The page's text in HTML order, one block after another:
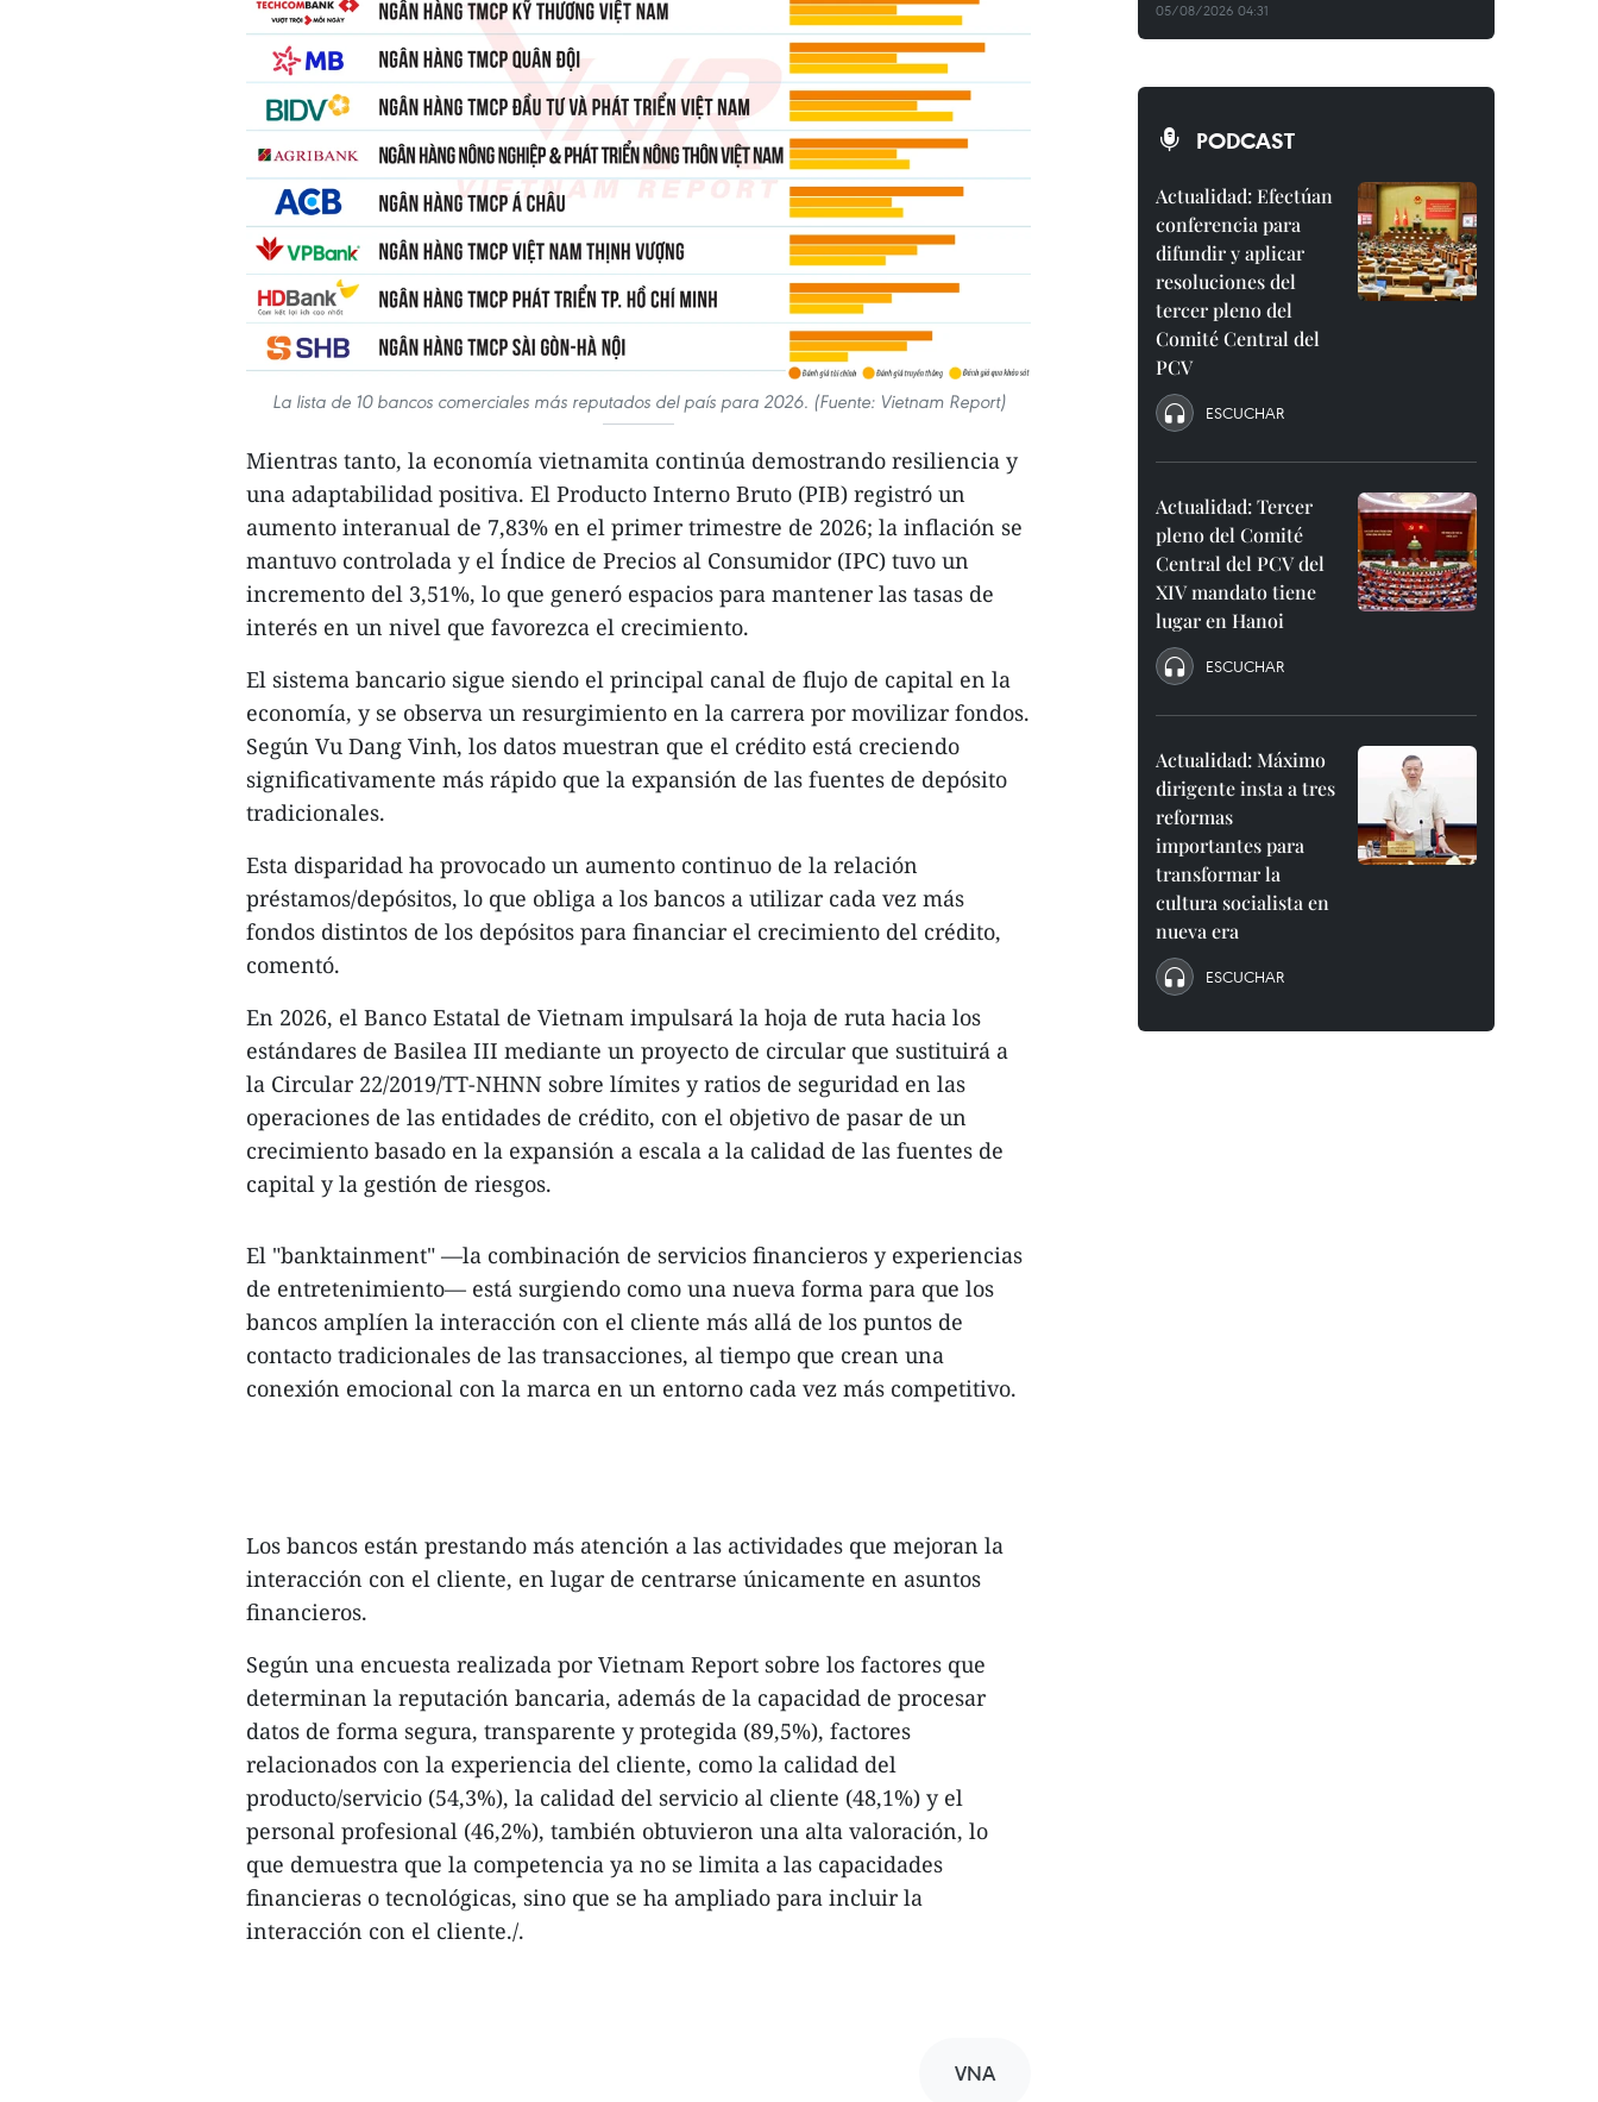
La lista de 10 bancos comerciales más reputados del país para 2026. (Fuente: Vietnam Report)
Mientras tanto, la economía vietnamita continúa demostrando resiliencia y
una adaptabilidad positiva. El Producto Interno Bruto (PIB) registró un
aumento interanual de 7,83% en el primer trimestre de 2026; la inflación se
mantuvo controlada y el Índice de Precios al Consumidor (IPC) tuvo un
incremento del 3,51%, lo que generó espacios para mantener las tasas de
interés en un nivel que favorezca el crecimiento.
El sistema bancario sigue siendo el principal canal de flujo de capital en la
economía, y se observa un resurgimiento en la carrera por movilizar fondos.
Según Vu Dang Vinh, los datos muestran que el crédito está creciendo
significativamente más rápido que la expansión de las fuentes de depósito
tradicionales.
Esta disparidad ha provocado un aumento continuo de la relación
préstamos/depósitos, lo que obliga a los bancos a utilizar cada vez más
fondos distintos de los depósitos para financiar el crecimiento del crédito,
comentó.
En 2026, el Banco Estatal de Vietnam impulsará la hoja de ruta hacia los
estándares de Basilea III mediante un proyecto de circular que sustituirá a
la Circular 22/2019/TT-NHNN sobre límites y ratios de seguridad en las
operaciones de las entidades de crédito, con el objetivo de pasar de un
crecimiento basado en la expansión a escala a la calidad de las fuentes de
capital y la gestión de riesgos.
El "banktainment" —la combinación de servicios financieros y experiencias
de entretenimiento— está surgiendo como una nueva forma para que los
bancos amplíen la interacción con el cliente más allá de los puntos de
contacto tradicionales de las transacciones, al tiempo que crean una
conexión emocional con la marca en un entorno cada vez más competitivo.
Los bancos están prestando más atención a las actividades que mejoran la
interacción con el cliente, en lugar de centrarse únicamente en asuntos
financieros.
Según una encuesta realizada por Vietnam Report sobre los factores que
determinan la reputación bancaria, además de la capacidad de procesar
datos de forma segura, transparente y protegida (89,5%), factores
relacionados con la experiencia del cliente, como la calidad del
producto/servicio (54,3%), la calidad del servicio al cliente (48,1%) y el
personal profesional (46,2%), también obtuvieron una alta valoración, lo
que demuestra que la competencia ya no se limita a las capacidades
financieras o tecnológicas, sino que se ha ampliado para incluir la
interacción con el cliente./.
VNA
05/08/2026 04:31
PODCAST
Actualidad: Efectúan
conferencia para
difundir y aplicar
resoluciones del
tercer pleno del
Comité Central del
PCV
ESCUCHAR
Actualidad: Tercer
pleno del Comité
Central del PCV del
XIV mandato tiene
lugar en Hanoi
ESCUCHAR
Actualidad: Máximo
dirigente insta a tres
reformas
importantes para
transformar la
cultura socialista en
nueva era
ESCUCHAR